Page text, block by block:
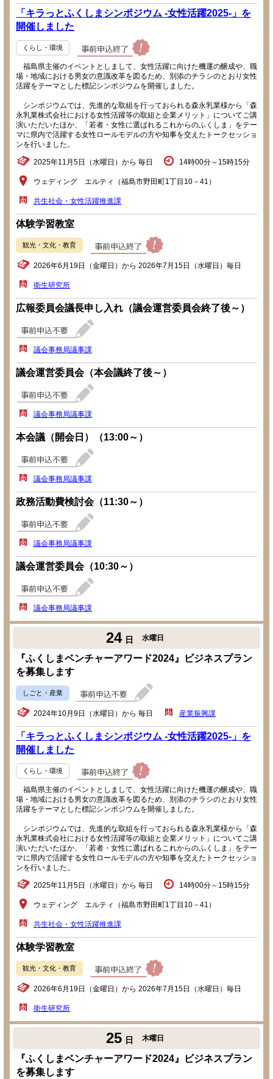
「キラっとふくしまシンポジウム -女性活躍2025-」を
開催しました
くらし・環境
福島県主催のイベントとしまして、女性活躍に向けた機運の醸成や、職
場・地域における男女の意識改革を図るため、別添のチラシのとおり女性
活躍をテーマとした標記シンポジウムを開催しました。
シンポジウムでは、先進的な取組を行っておられる森永乳業様から「森
永乳業株式会社における女性活躍等の取組と企業メリット」についてご講
演いただいたほか、「若者・女性に選ばれるこれからのふくしま」をテー
マに県内で活躍する女性ロールモデルの方や知事を交えたトークセッショ
ンを行いました。
2025年11月5日（水曜日）から 毎日 14時00分～15時15分
ウェディング エルティ（福島市野田町1丁目10－41）
共生社会・女性活躍推進課
体験学習教室
観光・文化・教育
2026年6月19日（金曜日）から 2026年7月15日（水曜日）毎日
衛生研究所
広報委員会議長申し入れ（議会運営委員会終了後～）
議会事務局議事課
議会運営委員会（本会議終了後～）
議会事務局議事課
本会議（開会日）（13:00～）
議会事務局議事課
政務活動費検討会（11:30～）
議会事務局議事課
議会運営委員会（10:30～）
議会事務局議事課
24 日 水曜日
『ふくしまベンチャーアワード2024』ビジネスプラン
を募集します
しごと・産業
2024年10月9日（水曜日）から 毎日 産業振興課
「キラっとふくしまシンポジウム -女性活躍2025-」を
開催しました
くらし・環境
福島県主催のイベントとしまして、女性活躍に向けた機運の醸成や、職
場・地域における男女の意識改革を図るため、別添のチラシのとおり女性
活躍をテーマとした標記シンポジウムを開催しました。
シンポジウムでは、先進的な取組を行っておられる森永乳業様から「森
永乳業株式会社における女性活躍等の取組と企業メリット」についてご講
演いただいたほか、「若者・女性に選ばれるこれからのふくしま」をテー
マに県内で活躍する女性ロールモデルの方や知事を交えたトークセッショ
ンを行いました。
2025年11月5日（水曜日）から 毎日 14時00分～15時15分
ウェディング エルティ（福島市野田町1丁目10－41）
共生社会・女性活躍推進課
体験学習教室
観光・文化・教育
2026年6月19日（金曜日）から 2026年7月15日（水曜日）毎日
衛生研究所
25 日 木曜日
『ふくしまベンチャーアワード2024』ビジネスプラン
を募集します